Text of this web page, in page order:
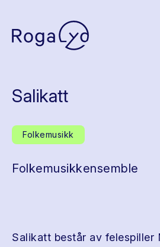
Salikatt
Folkemusikk
Folkemusikkensemble
Salikatt består av felespiller